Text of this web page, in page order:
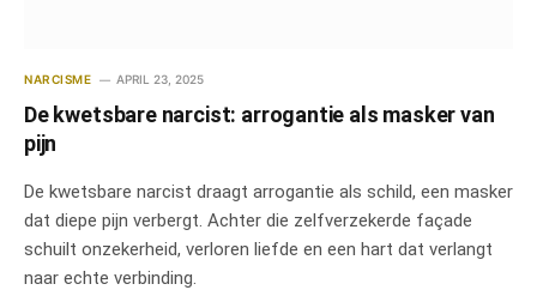
NARCISME APRIL 23, 2025
De kwetsbare narcist: arrogantie als masker van
pijn
De kwetsbare narcist draagt arrogantie als schild, een masker
dat diepe pijn verbergt. Achter die zelfverzekerde façade
schuilt onzekerheid, verloren liefde en een hart dat verlangt
naar echte verbinding.